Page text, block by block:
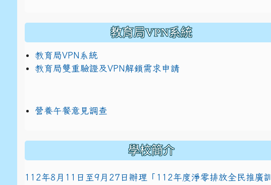
教育局VPN系統
教育局VPN系統
教育局雙重驗證及VPN解鎖需求申請
營養午餐意見調查
學校簡介
112年8月11日至9月27日辦理「112年度淨零排放全民推廣訓